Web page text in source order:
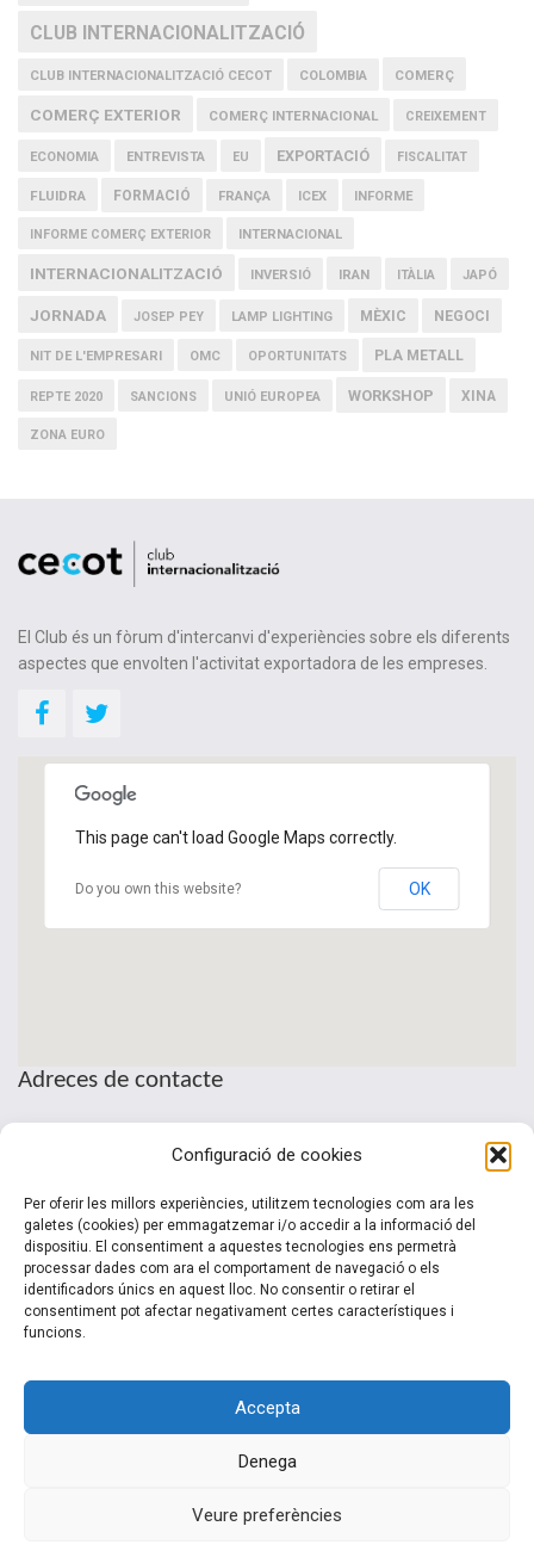
Configuració de cookies
Per oferir les millors experiències, utilitzem tecnologies com ara les
galetes (cookies) per emmagatzemar i/o accedir a la informació del
dispositiu. El consentiment a aquestes tecnologies ens permetrà
processar dades com ara el comportament de navegació o els
identificadors únics en aquest lloc. No consentir o retirar el
consentiment pot afectar negativament certes característiques i
funcions.
Accepta
Denega
Veure preferències
CLUB INTERNACIONALITZACIÓ
CLUB INTERNACIONALITZACIÓ CECOT COLOMBIA COMERÇ
COMERÇ EXTERIOR COMERÇ INTERNACIONAL CREIXEMENT
ECONOMIA ENTREVISTA EU EXPORTACIÓ FISCALITAT
FLUIDRA FORMACIÓ FRANÇA ICEX INFORME
INFORME COMERÇ EXTERIOR INTERNACIONAL
INTERNACIONALITZACIÓ INVERSIÓ IRAN ITÀLIA JAPÓ
JORNADA JOSEP PEY LAMP LIGHTING MÈXIC NEGOCI
NIT DE L'EMPRESARI OMC OPORTUNITATS PLA METALL
REPTE 2020 SANCIONS UNIÓ EUROPEA WORKSHOP XINA
ZONA EURO
El Club és un fòrum d'intercanvi d'experiències sobre els diferents
aspectes que envolten l'activitat exportadora de les empreses.
This page can't load Google Maps correctly.
Do you own this website? OK
Adreces de contacte
Telèfon: (+34) 937 361 100
clubinternacionalitzacio@cecot.org.
© 2015-2022 Club Cecot Internacionalització. Un desarrollo de